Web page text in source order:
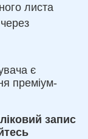
листа
є
преміум-
запис